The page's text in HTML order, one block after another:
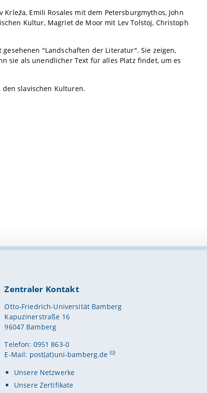
Krleža, Emili Rosales mit dem Petersburgmythos, John
Kultur, Magriet de Moor mit Lev Tolstoj, Christoph
"Landschaften der Literatur". Sie zeigen,
sie als unendlicher Text für alles Platz findet, um es
slavischen Kulturen.
Zentraler Kontakt
Otto-Friedrich-Universität Bamberg
Kapuzinerstraße 16
96047 Bamberg
Telefon: 0951 863-0
E-Mail: post(at)uni-bamberg.de
Unsere Netzwerke
Unsere Zertifikate